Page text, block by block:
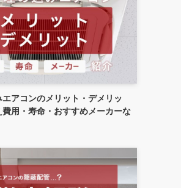
エアコンのメリット・デメリッ
費用・寿命・おすすめメーカーな